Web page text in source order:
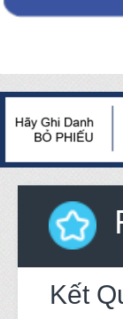
Kết